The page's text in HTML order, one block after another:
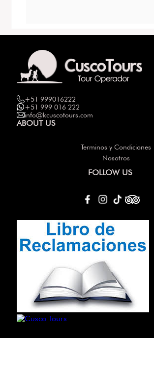
+51 999016222
+51 999 016 222
info@kcuscotours.com
ABOUT US
Terminos y Condiciones
Nosotros
FOLLOW US